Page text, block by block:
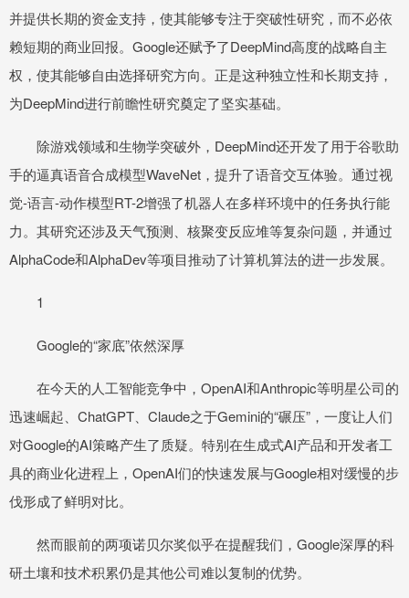
并提供长期的资金支持，使其能够专注于突破性研究，而不必依
赖短期的商业回报。Google还赋予了DeepMind高度的战略自主
权，使其能够自由选择研究方向。正是这种独立性和长期支持，
为DeepMind进行前瞻性研究奠定了坚实基础。
除游戏领域和生物学突破外，DeepMind还开发了用于谷歌助
手的逼真语音合成模型WaveNet，提升了语音交互体验。通过视
觉-语言-动作模型RT-2增强了机器人在多样环境中的任务执行能
力。其研究还涉及天气预测、核聚变反应堆等复杂问题，并通过
AlphaCode和AlphaDev等项目推动了计算机算法的进一步发展。
1
Google的“家底”依然深厚
在今天的人工智能竞争中，OpenAI和Anthropic等明星公司的
迅速崛起、ChatGPT、Claude之于Gemini的“碾压”，一度让人们
对Google的AI策略产生了质疑。特别在生成式AI产品和开发者工
具的商业化进程上，OpenAI们的快速发展与Google相对缓慢的步
伐形成了鲜明对比。
然而眼前的两项诺贝尔奖似乎在提醒我们，Google深厚的科
研土壤和技术积累仍是其他公司难以复制的优势。